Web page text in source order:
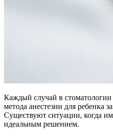
Каждый случай в
метода анестезии для ребенка
Существуют ситуации, когда
идеальным решением.